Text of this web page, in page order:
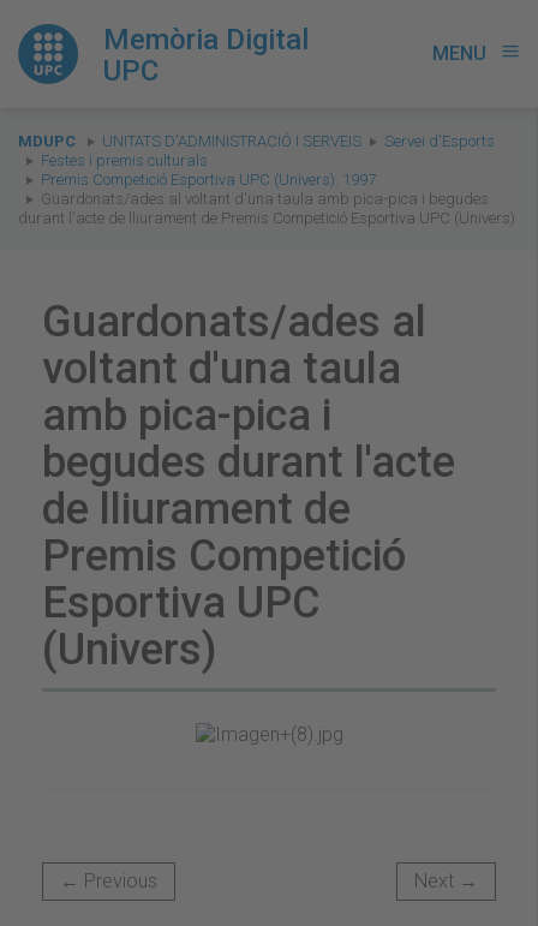
Memòria Digital
UPC
MENU menu
You
are
here:
MDUPC UNITATS D'ADMINISTRACIÓ I SERVEIS
Servei d'Esports
Festes i premis culturals
Premis Competició Esportiva UPC (Univers). 1997
Guardonats/ades al voltant d'una taula amb pica-pica i begudes
durant l'acte de lliurament de Premis Competició Esportiva UPC (Univers)
Guardonats/ades al
voltant d'una taula
amb pica-pica i
begudes durant l'acte
de lliurament de
Premis Competició
Esportiva UPC
(Univers)
← Previous Next →